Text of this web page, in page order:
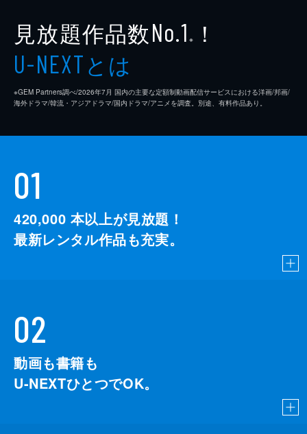
見放題作品数No.1 ※ ！
U-NEXTとは
※GEM Partners調べ/2026年7⽉ 国内の主要な定額制動画配信サービスにおける洋画/邦画/
海外ドラマ/韓流・アジアドラマ/国内ドラマ/アニメを調査。別途、有料作品あり。
01
420,000 本以上が見放題！
最新レンタル作品も充実。
02
動画も書籍も
U-NEXTひとつでOK。